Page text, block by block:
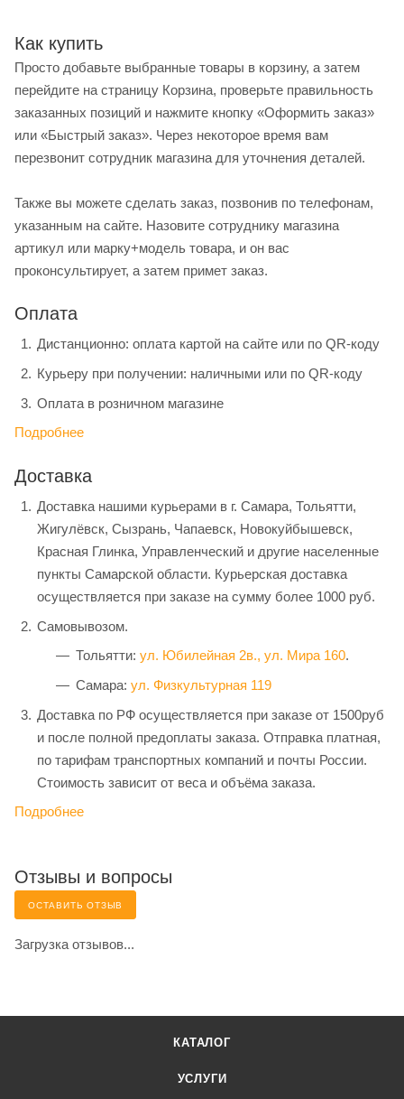
Как купить
Просто добавьте выбранные товары в корзину, а затем
перейдите на страницу Корзина, проверьте правильность
заказанных позиций и нажмите кнопку «Оформить заказ»
или «Быстрый заказ». Через некоторое время вам
перезвонит сотрудник магазина для уточнения деталей.
Также вы можете сделать заказ, позвонив по телефонам,
указанным на сайте. Назовите сотруднику магазина
артикул или марку+модель товара, и он вас
проконсультирует, а затем примет заказ.
Оплата
Дистанционно: оплата картой на сайте или по QR-коду
Курьеру при получении: наличными или по QR-коду
Оплата в розничном магазине
Подробнее
Доставка
Доставка нашими курьерами в г. Самара, Тольятти,
Жигулёвск, Сызрань, Чапаевск, Новокуйбышевск,
Красная Глинка, Управленческий и другие населенные
пункты Самарской области. Курьерская доставка
осуществляется при заказе на сумму более 1000 руб.
Самовывозом.
Тольятти: ул. Юбилейная 2в., ул. Мира 160.
Самара: ул. Физкультурная 119
Доставка по РФ осуществляется при заказе от 1500руб
и после полной предоплаты заказа. Отправка платная,
по тарифам транспортных компаний и почты России.
Стоимость зависит от веса и объёма заказа.
Подробнее
Отзывы и вопросы
ОСТАВИТЬ ОТЗЫВ
Загрузка отзывов...
КАТАЛОГ
УСЛУГИ